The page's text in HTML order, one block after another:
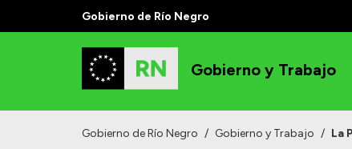
Gobierno de Río Negro
Gobierno y Trabajo
Gobierno de Río Negro / Gobierno y Trabajo / La